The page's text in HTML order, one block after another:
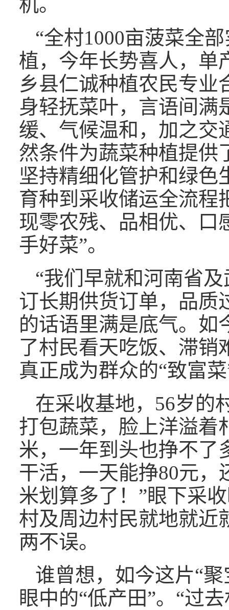
“全村1000亩菠菜全
植，今年长势喜人，单
乡县仁诚种植农民专业
身轻抚菜叶，言语间满
缓、气候温和，加之交
然条件为蔬菜种植提供
坚持精细化管护和绿色
育种到采收储运全流程
现零农残、品相优、口
手好菜”。
“我们早就和河南省
订长期供货订单，品质
的话语里满是底气。如
了村民看天吃饭、滞销
真正成为群众的“致富
在采收基地，56岁的
打包蔬菜，脸上洋溢着
米，一年到头也挣不了
干活，一天能挣80元，
米划算多了！”眼下采
村及周边村民就地就近
两不误。
谁曾想，如今这片“
眼中的“低产田”。“过